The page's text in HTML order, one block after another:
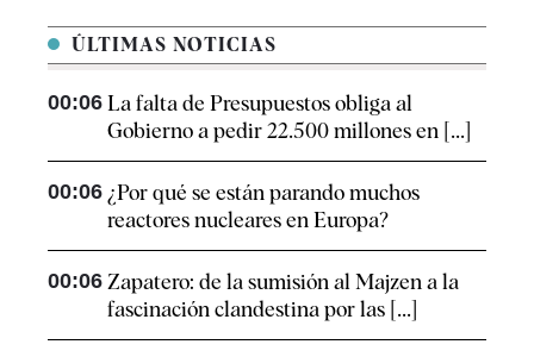
ÚLTIMAS NOTICIAS
00:06 La falta de Presupuestos obliga al
Gobierno a pedir 22.500 millones en [...]
00:06 ¿Por qué se están parando muchos
reactores nucleares en Europa?
00:06 Zapatero: de la sumisión al Majzen a la
fascinación clandestina por las [...]